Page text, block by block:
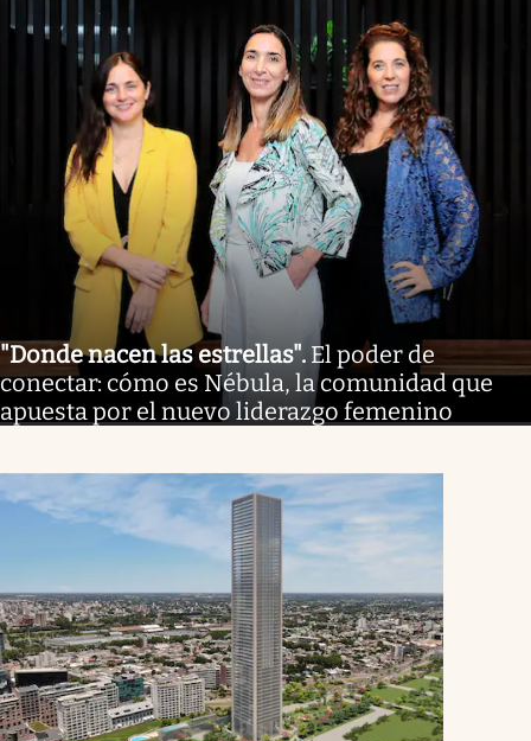
"Donde nacen las estrellas". El poder de
conectar: cómo es Nébula, la comunidad que
apuesta por el nuevo liderazgo femenino